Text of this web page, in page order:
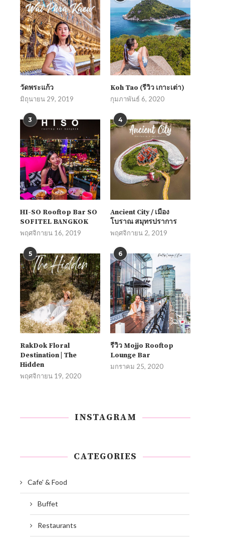
วัดพระแก้ว
มิถุนายน 29, 2019
Koh Tao (รีวิว เกาะเต่า)
กุมภาพันธ์ 6, 2020
3
HI-SO Rooftop Bar SO
SOFITEL BANGKOK
พฤศจิกายน 16, 2019
4
Ancient City / เมือง
โบราณ สมุทรปราการ
พฤศจิกายน 2, 2019
5
RakDok Floral
Destination | The
Hidden
พฤศจิกายน 19, 2020
6
รีวิว Mojjo Rooftop
Lounge Bar
มกราคม 25, 2020
INSTAGRAM
CATEGORIES
Cafe' & Food
Buffet
Restaurants